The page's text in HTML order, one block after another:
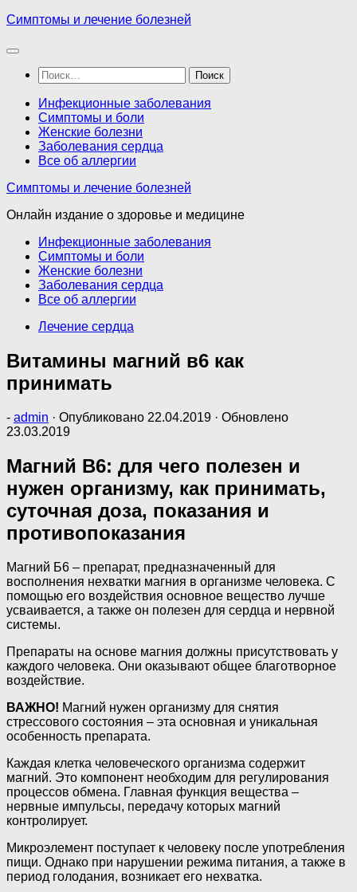
Перейти
содержимому
Симптомы и лечение болезней
Найти:
Инфекционные заболевания
Симптомы и боли
Женские болезни
Заболевания сердца
Все об аллергии
Симптомы и лечение болезней
Онлайн издание о здоровье и медицине
Инфекционные заболевания
Симптомы и боли
Женские болезни
Заболевания сердца
Все об аллергии
Лечение сердца
Витамины магний в6 как
принимать
- admin · Опубликовано 22.04.2019 · Обновлено
23.03.2019
Магний B6: для чего полезен и
нужен организму, как принимать,
суточная доза, показания и
противопоказания
Магний Б6 – препарат, предназначенный для
восполнения нехватки магния в организме человека. С
помощью его воздействия основное вещество лучше
усваивается, а также он полезен для сердца и нервной
системы.
Препараты на основе магния должны присутствовать у
каждого человека. Они оказывают общее благотворное
воздействие.
ВАЖНО! Магний нужен организму для снятия
стрессового состояния – эта основная и уникальная
особенность препарата.
Каждая клетка человеческого организма содержит
магний. Это компонент необходим для регулирования
процессов обмена. Главная функция вещества –
нервные импульсы, передачу которых магний
контролирует.
Микроэлемент поступает к человеку после употребления
пищи. Однако при нарушении режима питания, а также в
период голодания, возникает его нехватка.